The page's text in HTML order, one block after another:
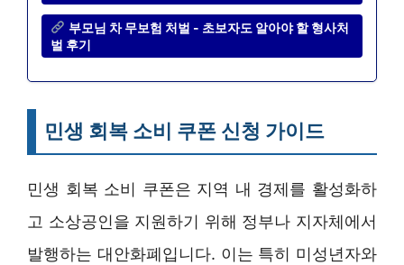
부모님 차 무보험 처벌 - 초보자도 알아야 할 형사처
벌 후기
민생 회복 소비 쿠폰 신청 가이드
민생 회복 소비 쿠폰은 지역 내 경제를 활성화하
고 소상공인을 지원하기 위해 정부나 지자체에서
발행하는 대안화폐입니다. 이는 특히 미성년자와